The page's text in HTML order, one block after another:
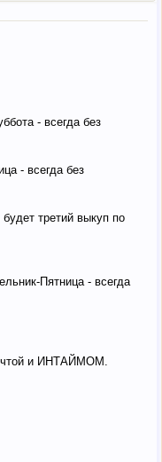
- всегда без
- всегда без
третий выкуп по
Пятница - всегда
и ИНТАЙМОМ.